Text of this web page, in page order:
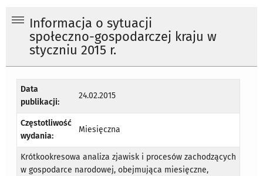
Informacja o sytuacji
społeczno-gospodarczej kraju w
styczniu 2015 r.
Data
publikacji:
24.02.2015
Częstotliwość
wydania:
Miesięczna
Krótkookresowa analiza zjawisk i procesów zachodzących
w gospodarce narodowej, obejmująca miesięczne,